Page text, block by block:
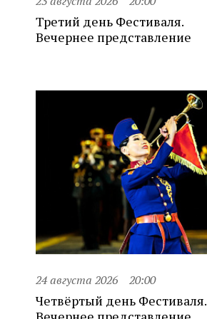
Третий день Фестиваля.
Вечернее представление
24 августа 2026 20:00
Четвёртый день Фестиваля.